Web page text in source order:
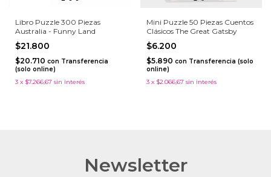
Libro Puzzle 300 Piezas
Australia - Funny Land
$21.800
$20.710 con Transferencia
(solo online)
3 x $7.266,67 sin interés
Mini Puzzle 50 Piezas Cuentos
Clásicos The Great Gatsby
$6.200
$5.890 con Transferencia (solo
online)
3 x $2.066,67 sin interés
Newsletter